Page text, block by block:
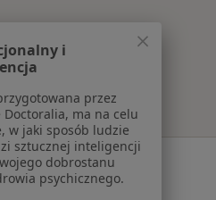
Najczęście leczone
i
przez
Doctoralia, ma na celu
w jaki sposób ludzie
sztucznej inteligencji
dobrostanu
psychicznego.